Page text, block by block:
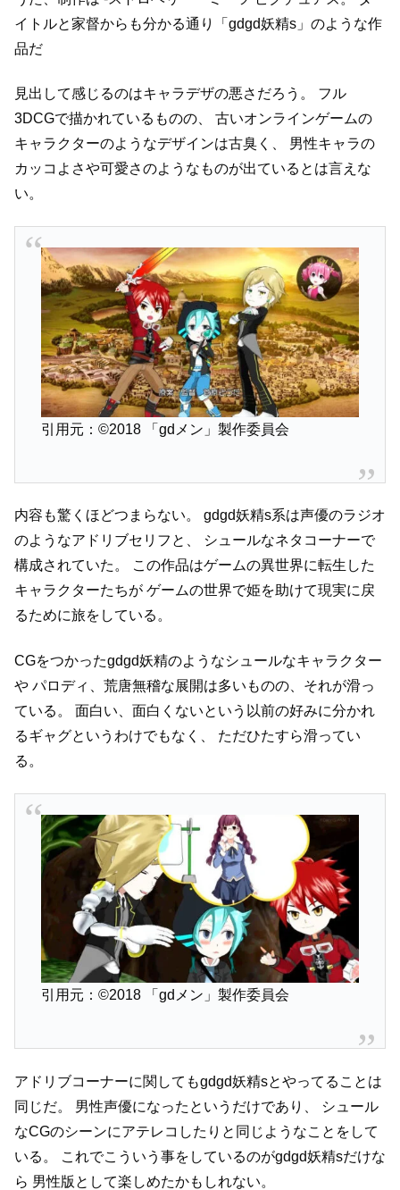
イトルと家督からも分かる通り「gdgd妖精s」のような作
品だ
見出して感じるのはキャラデザの悪さだろう。
フル
3DCGで描かれているものの、
古いオンラインゲームの
キャラクターのようなデザインは古臭く、
男性キャラの
カッコよさや可愛さのようなものが出ているとは言えな
い。
引用元：©2018 「gdメン」製作委員会
内容も驚くほどつまらない。
gdgd妖精s系は声優のラジオ
のようなアドリブセリフと、
シュールなネタコーナーで
構成されていた。
この作品はゲームの異世界に転生した
キャラクターたちが ゲームの世界で姫を助けて現実に戻
るために旅をしている。
CGをつかったgdgd妖精のようなシュールなキャラクター
や パロディ、荒唐無稽な展開は多いものの、それが滑っ
ている。
面白い、面白くないという以前の好みに分かれ
るギャグというわけでもなく、
ただひたすら滑ってい
る。
引用元：©2018 「gdメン」製作委員会
アドリブコーナーに関してもgdgd妖精sとやってることは
同じだ。
男性声優になったというだけであり、
シュール
なCGのシーンにアテレコしたりと同じようなことをして
いる。
これでこういう事をしているのがgdgd妖精sだけな
ら 男性版として楽しめたかもしれない。